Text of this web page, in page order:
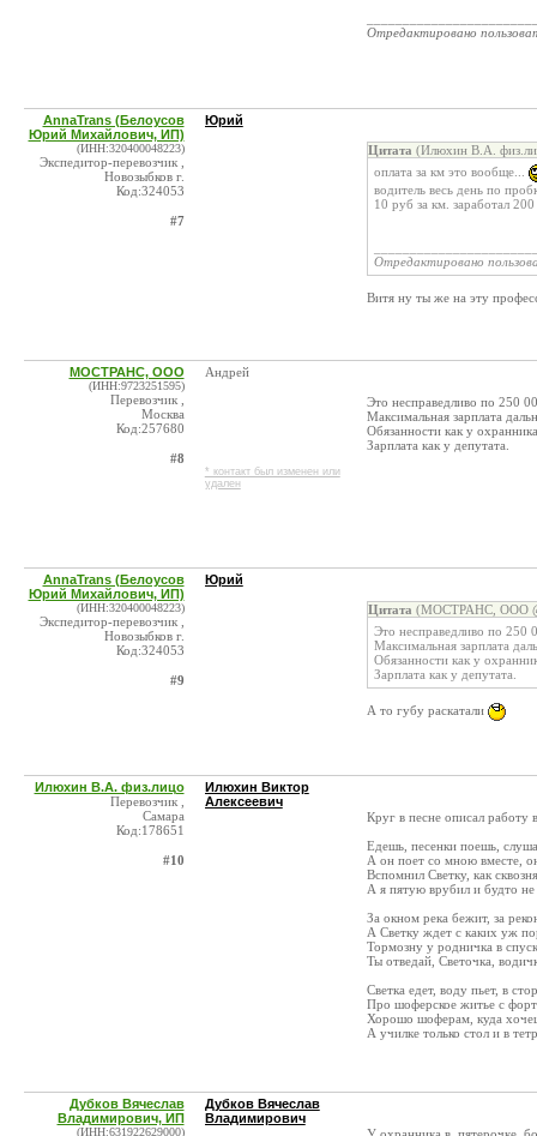
Отредактировано
AnnaTrans (Белоусов
Юрий Михайлович, ИП)
(ИНН:320400048223)
Экспедитор-перевозчик ,
Новозыбков г.
Код:324053
#7
Юрий
Цитата (Илюхин В.А.
оплата за км это вообще...
водитель весь день по
10 руб за км. заработал
Отредактировано
Витя ну ты же на эту
МОСТРАНС, ООО
(ИНН:9723251595)
Перевозчик ,
Москва
Код:257680
#8
Андрей
* контакт был изменен или
удален
Это несправедливо по 250
Максимальная зарплата
Обязанности как у
Зарплата как у депутата.
AnnaTrans (Белоусов
Юрий Михайлович, ИП)
(ИНН:320400048223)
Экспедитор-перевозчик ,
Новозыбков г.
Код:324053
#9
Юрий
Цитата (МОСТРАНС, ООО
Это несправедливо по 250
Максимальная зарплата
Обязанности как у
Зарплата как у депутата.
А то губу раскатали
Илюхин В.А. физ.лицо
Перевозчик ,
Самара
Код:178651
#10
Илюхин Виктор
Алексеевич
Круг в песне описал работу
Едешь, песенки поешь,
А он поет со мною вместе,
Вспомнил Светку, как
А я пятую врубил и будто не
За окном река бежит, за
А Светку ждет с каких уж
Тормозну у родничка в
Ты отведай, Светочка,
Светка едет, воду пьет, в
Про шоферское житье с
Хорошо шоферам, куда
А училке только стол и в
Дубков Вячеслав
Владимирович, ИП
(ИНН:631922629000)
Дубков Вячеслав
Владимирович